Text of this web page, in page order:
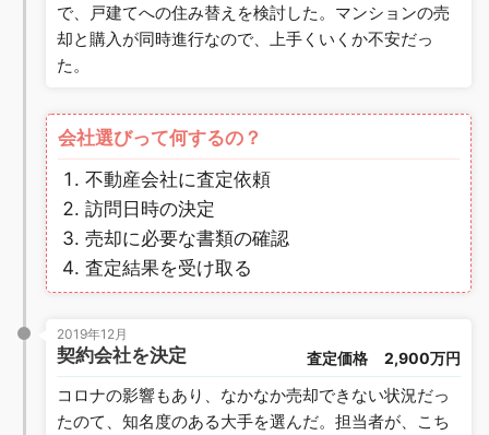
で、戸建てへの住み替えを検討した。マンションの売
却と購入が同時進行なので、上手くいくか不安だっ
た。
会社選びって何するの？
不動産会社に査定依頼
訪問日時の決定
売却に必要な書類の確認
査定結果を受け取る
2019年12月
契約会社を決定 査定価格 2,900万円
コロナの影響もあり、なかなか売却できない状況だっ
たのて、知名度のある大手を選んだ。担当者が、こち